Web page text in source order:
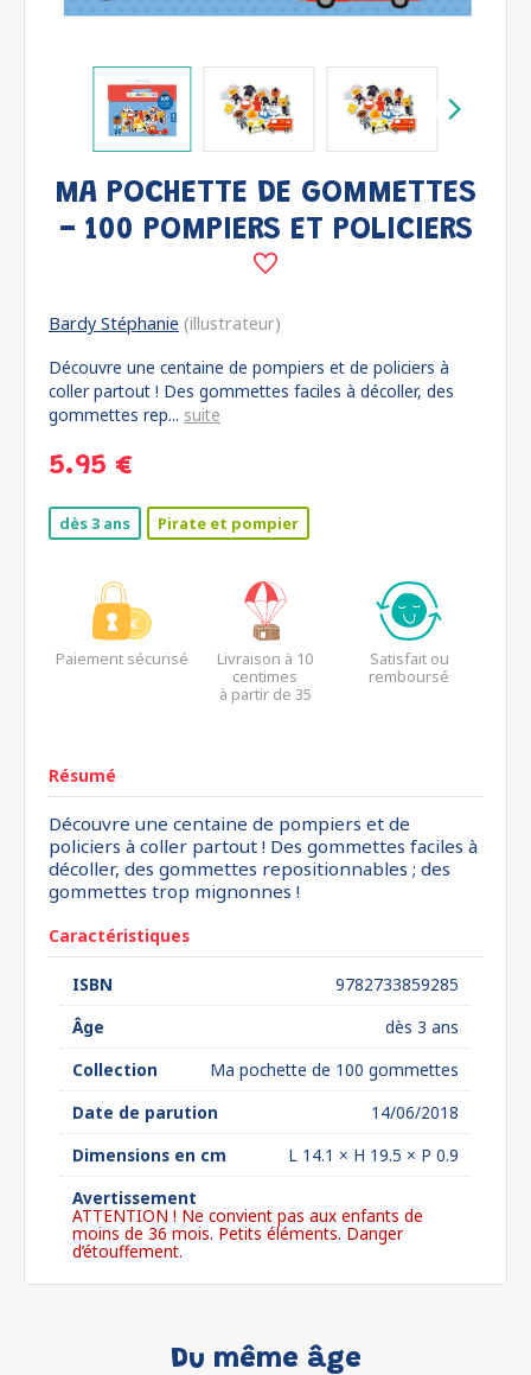
MA POCHETTE DE GOMMETTES
- 100 POMPIERS ET POLICIERS
Bardy Stéphanie (illustrateur)
Découvre une centaine de pompiers et de policiers à
coller partout ! Des gommettes faciles à décoller, des
gommettes rep... suite
5.95 €
dès 3 ans Pirate et pompier
Paiement sécurisé
Livraison à 10
centimes
à partir de 35
Satisfait ou
remboursé
Résumé
Découvre une centaine de pompiers et de
policiers à coller partout ! Des gommettes faciles à
décoller, des gommettes repositionnables ; des
gommettes trop mignonnes !
Caractéristiques
ISBN
9782733859285
Âge
dès 3 ans
Collection
Ma pochette de 100 gommettes
Date de parution
14/06/2018
Dimensions en cm
L 14.1 × H 19.5 × P 0.9
Avertissement
ATTENTION ! Ne convient pas aux enfants de
moins de 36 mois. Petits éléments. Danger
d’étouffement.
Du même âge